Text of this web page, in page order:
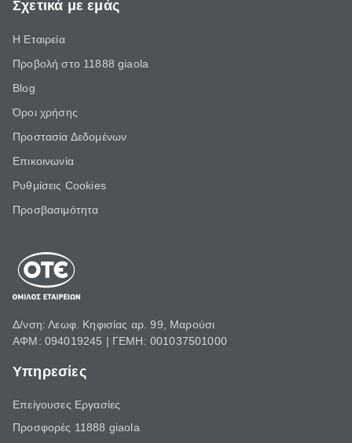
Σχετικά με εμάς
Η Εταιρεία
Προβολή στο 11888 giaola
Blog
Όροι χρήσης
Προστασία Δεδομένων
Επικοινωνία
Ρυθμίσεις Cookies
Προσβασιμότητα
Δ/νση: Λεωφ. Κηφισίας αρ. 99, Μαρούσι
ΑΦΜ: 094019245 | ΓΕΜΗ: 001037501000
Υπηρεσίες
Επείγουσες Εργασίες
Προσφορές 11888 giaola